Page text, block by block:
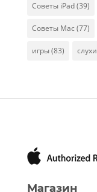
Советы iPad(39)
Советы Mac (77)
игры(83) слухи
Магазин